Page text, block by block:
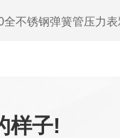
不锈钢弹簧管压力
样子!